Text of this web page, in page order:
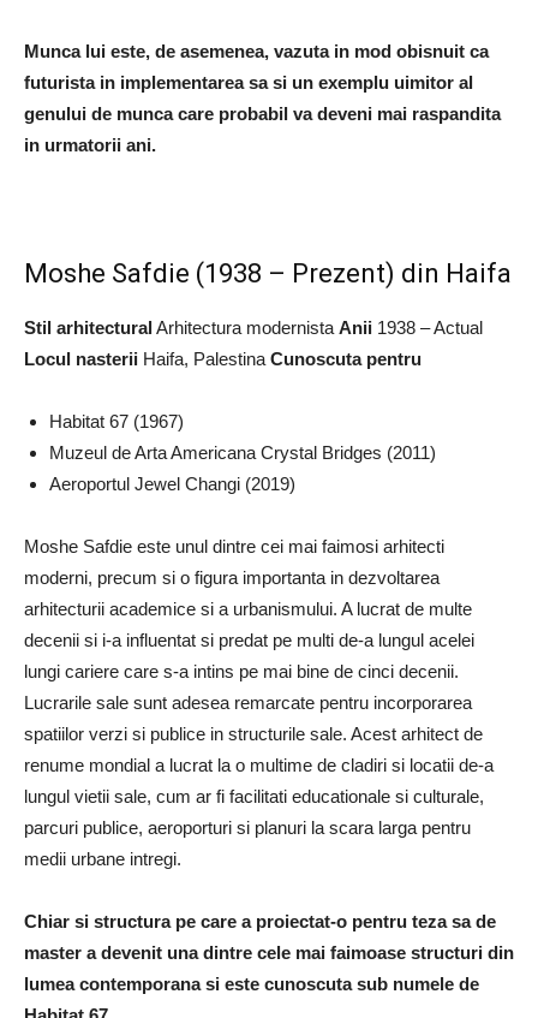
Munca lui este, de asemenea, vazuta in mod obisnuit ca
futurista in implementarea sa si un exemplu uimitor al
genului de munca care probabil va deveni mai raspandita
in urmatorii ani.
Moshe Safdie (1938 – Prezent) din Haifa
Stil arhitecturalArhitectura modernista Anii 1938 – Actual
Locul nasterii Haifa, Palestina Cunoscuta pentru
Habitat 67 (1967)
Muzeul de Arta Americana Crystal Bridges (2011)
Aeroportul Jewel Changi (2019)
Moshe Safdie este unul dintre cei mai faimosi arhitecti
moderni, precum si o figura importanta in dezvoltarea
arhitecturii academice si a urbanismului. A lucrat de multe
decenii si i-a influentat si predat pe multi de-a lungul acelei
lungi cariere care s-a intins pe mai bine de cinci decenii.
Lucrarile sale sunt adesea remarcate pentru incorporarea
spatiilor verzi si publice in structurile sale. Acest arhitect de
renume mondial a lucrat la o multime de cladiri si locatii de-a
lungul vietii sale, cum ar fi facilitati educationale si culturale,
parcuri publice, aeroporturi si planuri la scara larga pentru
medii urbane intregi.
Chiar si structura pe care a proiectat-o ​​pentru teza sa de
master a devenit una dintre cele mai faimoase structuri din
lumea contemporana si este cunoscuta sub numele de